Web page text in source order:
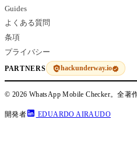
Guides
よくある質問
条項
プライバシー
PARTNERS hackunderway.io
© 2026 WhatsApp Mobile Checker。全著
開発者 EDUARDO AIRAUDO